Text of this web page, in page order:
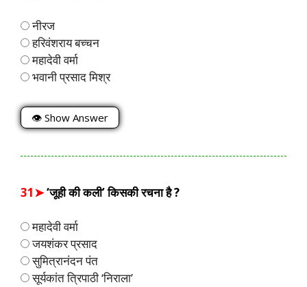
नीरज
हरिवंशराय बच्चन
महादेवी वर्मा
भवानी प्रसाद मिश्र
👁 Show Answer
31➤‘जूही की कली’ किसकी रचना है ?
महादेवी वर्मा
जयशंकर प्रसाद
सुमित्रानंदन पंत
सूर्यकांत त्रिपाठी ‘निराला’